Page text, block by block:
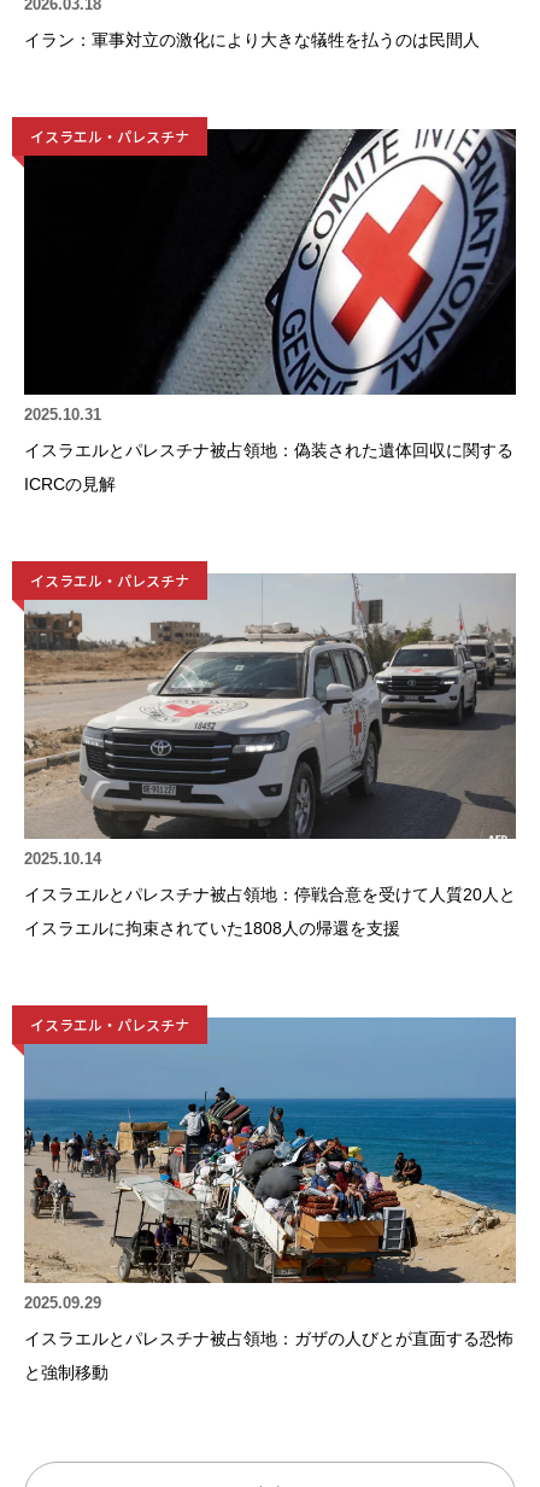
2026.03.18
イラン：軍事対立の激化により大きな犠牲を払うのは民間人
イスラエル・パレスチナ
2025.10.31
イスラエルとパレスチナ被占領地：偽装された遺体回収に関する
ICRCの見解
イスラエル・パレスチナ
2025.10.14
イスラエルとパレスチナ被占領地：停戦合意を受けて人質20人と
イスラエルに拘束されていた1808人の帰還を支援
イスラエル・パレスチナ
2025.09.29
イスラエルとパレスチナ被占領地：ガザの人びとが直面する恐怖
と強制移動